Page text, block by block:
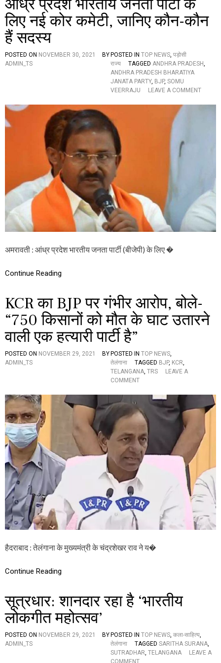
आंध्र प्रदेश भारतीय जनता पार्टी के
लिए नई कोर कमेटी, जानिए कौन-कौन
हैं सदस्य
POSTED ON NOVEMBER 30, 2021
BY
ADMIN_TS
POSTED IN TOP NEWS पड़ोसी
राज्य
TAGGED ANDHRA PRADESH
ANDHRA PRADESH BHARATIYA
JANATA PARTY, BJP, SOMU
VEERRAJU
LEAVE A COMMENTO
न
ता
र्टी
के
मे
टी
,
स
स्य
अमरावती : आंध्र प्रदेश भारतीय जनता पार्टी (बीजेपी) के लिए �
Continue Reading
KCR का BJP पर गंभीर आरोप, बोले-
“750 किसानों को मौत के घाट उतारने
वाली एक हत्यारी पार्टी है”
POSTED ON NOVEMBER 29, 2021
BY
ADMIN_TS
POSTED IN TOP NEWS,
तेलंगाना
TAGGED BJP, KCR,
TELANGANA, TRS
LEAVE A
COMMENTO
R
का
B
J
P
प
र
गं
भी
र
आ
रो
,
ले
कि
मौ
त
के
हैदराबाद : तेलंगाना के मुख्यमंत्री के चंद्रशेखर राव ने य�
Continue Reading
सूत्रधार: शानदार रहा है ‘भारतीय
लोकगीत महोत्सव’
POSTED ON NOVEMBER 29, 2021
BY
ADMIN_TS
POSTED IN TOP NEWS, कला-साहित्य,
तेलंगाना
TAGGED SARITHA SURANA,
SUTRADHAR, TELANGANA
LEAVE A
O